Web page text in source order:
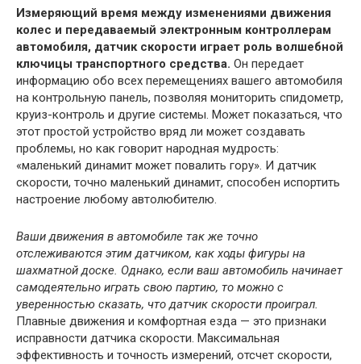
Измеряющий время между изменениями движения
колес и передаваемый электронным контроллерам
автомобиля, датчик скорости играет роль волшебной
ключицы транспортного средства. Он передает
информацию обо всех перемещениях вашего автомобиля
на контрольную панель, позволяя мониторить спидометр,
круиз-контроль и другие системы. Может показаться, что
этот простой устройство вряд ли может создавать
проблемы, но как говорит народная мудрость:
«маленький динамит может повалить гору». И датчик
скорости, точно маленький динамит, способен испортить
настроение любому автолюбителю.
Ваши движения в автомобиле так же точно
отслеживаются этим датчиком, как ходы фигуры на
шахматной доске. Однако, если ваш автомобиль начинает
самодеятельно играть свою партию, то можно с
уверенностью сказать, что датчик скорости проиграл.
Плавные движения и комфортная езда — это признаки
исправности датчика скорости. Максимальная
эффективность и точность измерений, отсчет скорости,